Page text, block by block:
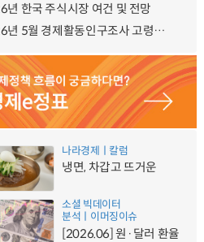
년 한국 주식시장 여건 및 전망
2026년 5월 경제활동인구조사 고령층 부가조사 결과
나라경제ㅣ칼럼
냉면, 차갑고 뜨거운
소셜 빅데이터
분석ㅣ이머징이슈
[2026.06] 원·달러 환율